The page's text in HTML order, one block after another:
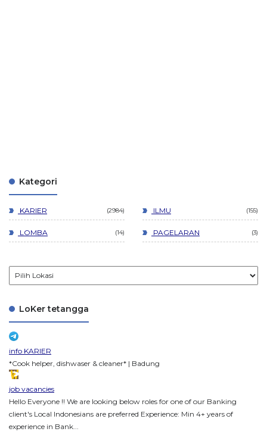
Kategori
KARIER 2984 ILMU 155
LOMBA 14 PAGELARAN 3
LoKer tetangga
info KARIER
*Cook helper, dishwaser & cleaner* | Badung
job vacancies
Hello Everyone !! We are looking below roles for one of our Banking
client's Local Indonesians are preferred Experience: Min 4+ years of
experience in Bank...